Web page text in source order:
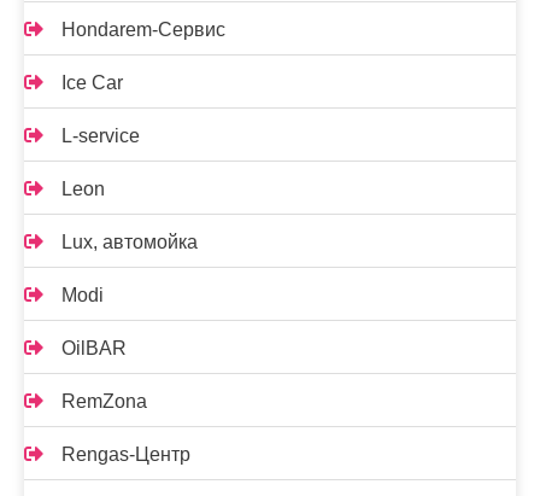
Hondarem-Сервис
Ice Car
L-service
Leon
Lux, автомойка
Modi
OilBAR
RemZona
Rengas-Центр